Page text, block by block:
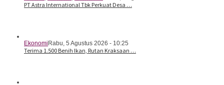
PT Astra International Tbk Perkuat Desa …
Ekonomi Rabu, 5 Agustus 2026 - 10:25
Terima 1.500 Benih Ikan, Rutan Kraksaan …